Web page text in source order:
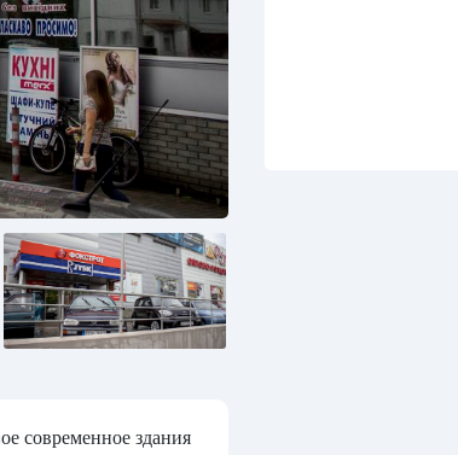
современное здания